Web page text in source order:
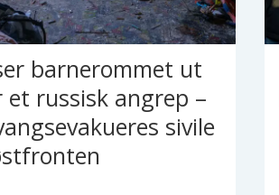
barnerommet ut
et russisk angrep –
sivile